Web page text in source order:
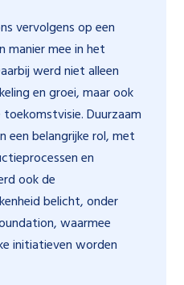
vervolgens op een
manier mee in het
werd niet alleen
en groei, maar ook
Duurzaam
een belangrijke rol, met
en
ook de
belicht, onder
waarmee
initiatieven worden